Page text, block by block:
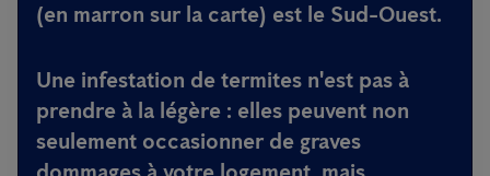
(en marron sur la carte) est le Sud-Ouest.
Une infestation de termites n'est pas à
prendre à la légère : elles peuvent non
seulement occasionner de graves